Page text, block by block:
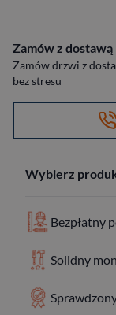
Zamów z dostawą
Zamów drzwi z
bez stresu
Wybierz
Bezpłatny
Solidny